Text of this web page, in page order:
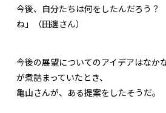
今後、自分たちは何をしたんだろう
ね」（田邊さん）
今後の展望についてのアイデアはなか
が煮詰まっていたとき、
亀山さんが、ある提案をしたそうだ。